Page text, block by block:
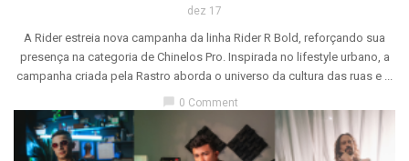
dez 17
A Rider estreia nova campanha da linha Rider R Bold, reforçando sua
presença na categoria de Chinelos Pro. Inspirada no lifestyle urbano, a
campanha criada pela Rastro aborda o universo da cultura das ruas e ...
0 Comment